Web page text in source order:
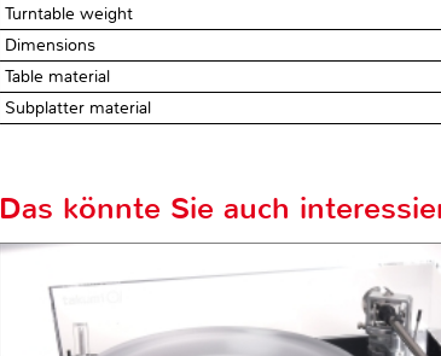
Turntable weight
Dimensions
Table material
Subplatter material
Das könnte Sie auch